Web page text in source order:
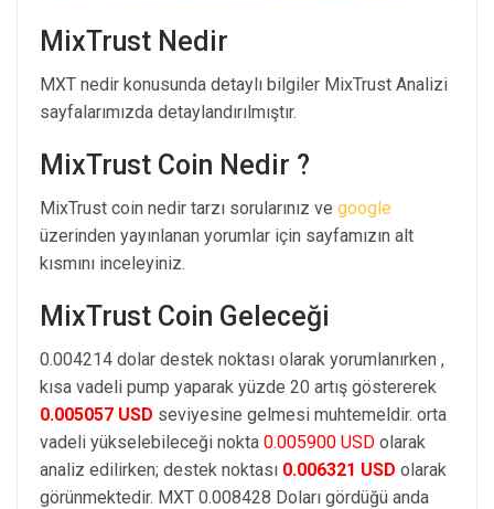
MixTrust Nedir
MXT nedir konusunda detaylı bilgiler MixTrust Analizi
sayfalarımızda detaylandırılmıştır.
MixTrust Coin Nedir ?
MixTrust coin nedir tarzı sorularınız ve google
üzerinden yayınlanan yorumlar için sayfamızın alt
kısmını inceleyiniz.
MixTrust Coin Geleceği
0.004214 dolar destek noktası olarak yorumlanırken ,
kısa vadeli pump yaparak yüzde 20 artış göstererek
0.005057 USD seviyesine gelmesi muhtemeldir. orta
vadeli yükselebileceği nokta 0.005900 USD olarak
analiz edilirken; destek noktası 0.006321 USD olarak
görünmektedir. MXT 0.008428 Doları gördüğü anda